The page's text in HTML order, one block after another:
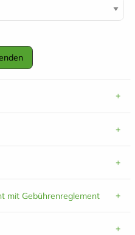
mit Gebührenreglement